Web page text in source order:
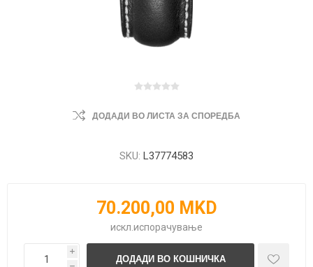
ДОДАДИ ВО ЛИСТА ЗА СПОРЕДБА
SKU: L37774583
70.200,00 MKD
искл. испорачување
i
h